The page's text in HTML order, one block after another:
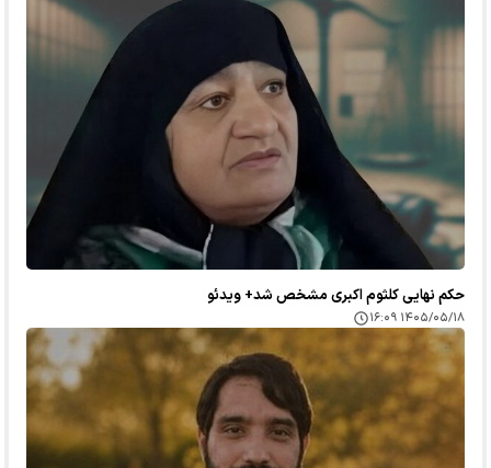
حکم نهایی کلثوم اکبری مشخص شد+ ویدئو
۱۴۰۵/۰۵/۱۸ ۱۶:۰۹